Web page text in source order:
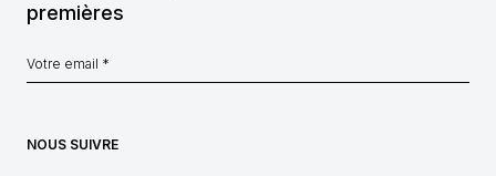
premières
NOUS SUIVRE